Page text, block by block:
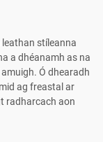
stíleanna
a dhéanamh as na
Ó dhearadh
ag freastal ar
radharcach aon